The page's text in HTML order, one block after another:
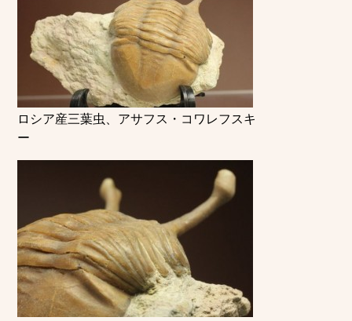
ロシア産三葉虫、アサフス・コワレフスキ
ー